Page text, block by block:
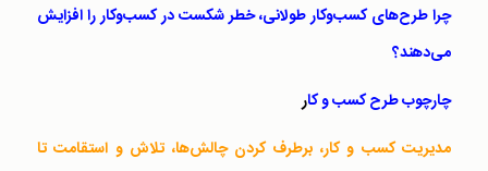
چرا طرح‌های کسب‌وکار طولانی، خطر شکست در کسب‌وکار را افزایش
می‌دهند؟
چارچوب طرح کسب و کار
مدیریت کسب و کار، برطرف کردن چالش‌ها، تلاش و استقامت تا